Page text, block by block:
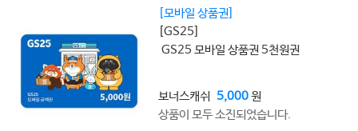
[모바일 상품권]
[GS25]
GS25 모바일 상품권 5천원권
보너스캐쉬 5,000원
상품이 모두 소진되었습니다.